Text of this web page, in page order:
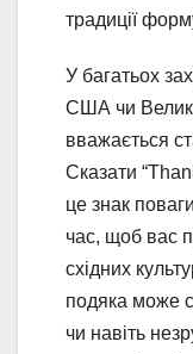
традиції
У багатьох
США чи
вважається
Сказати
це знак
час, щоб вас
східних
подяка може
чи навіть